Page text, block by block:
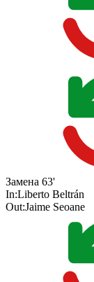
Замена 63'
In:Liberto Beltrán
Out:Jaime Seoane